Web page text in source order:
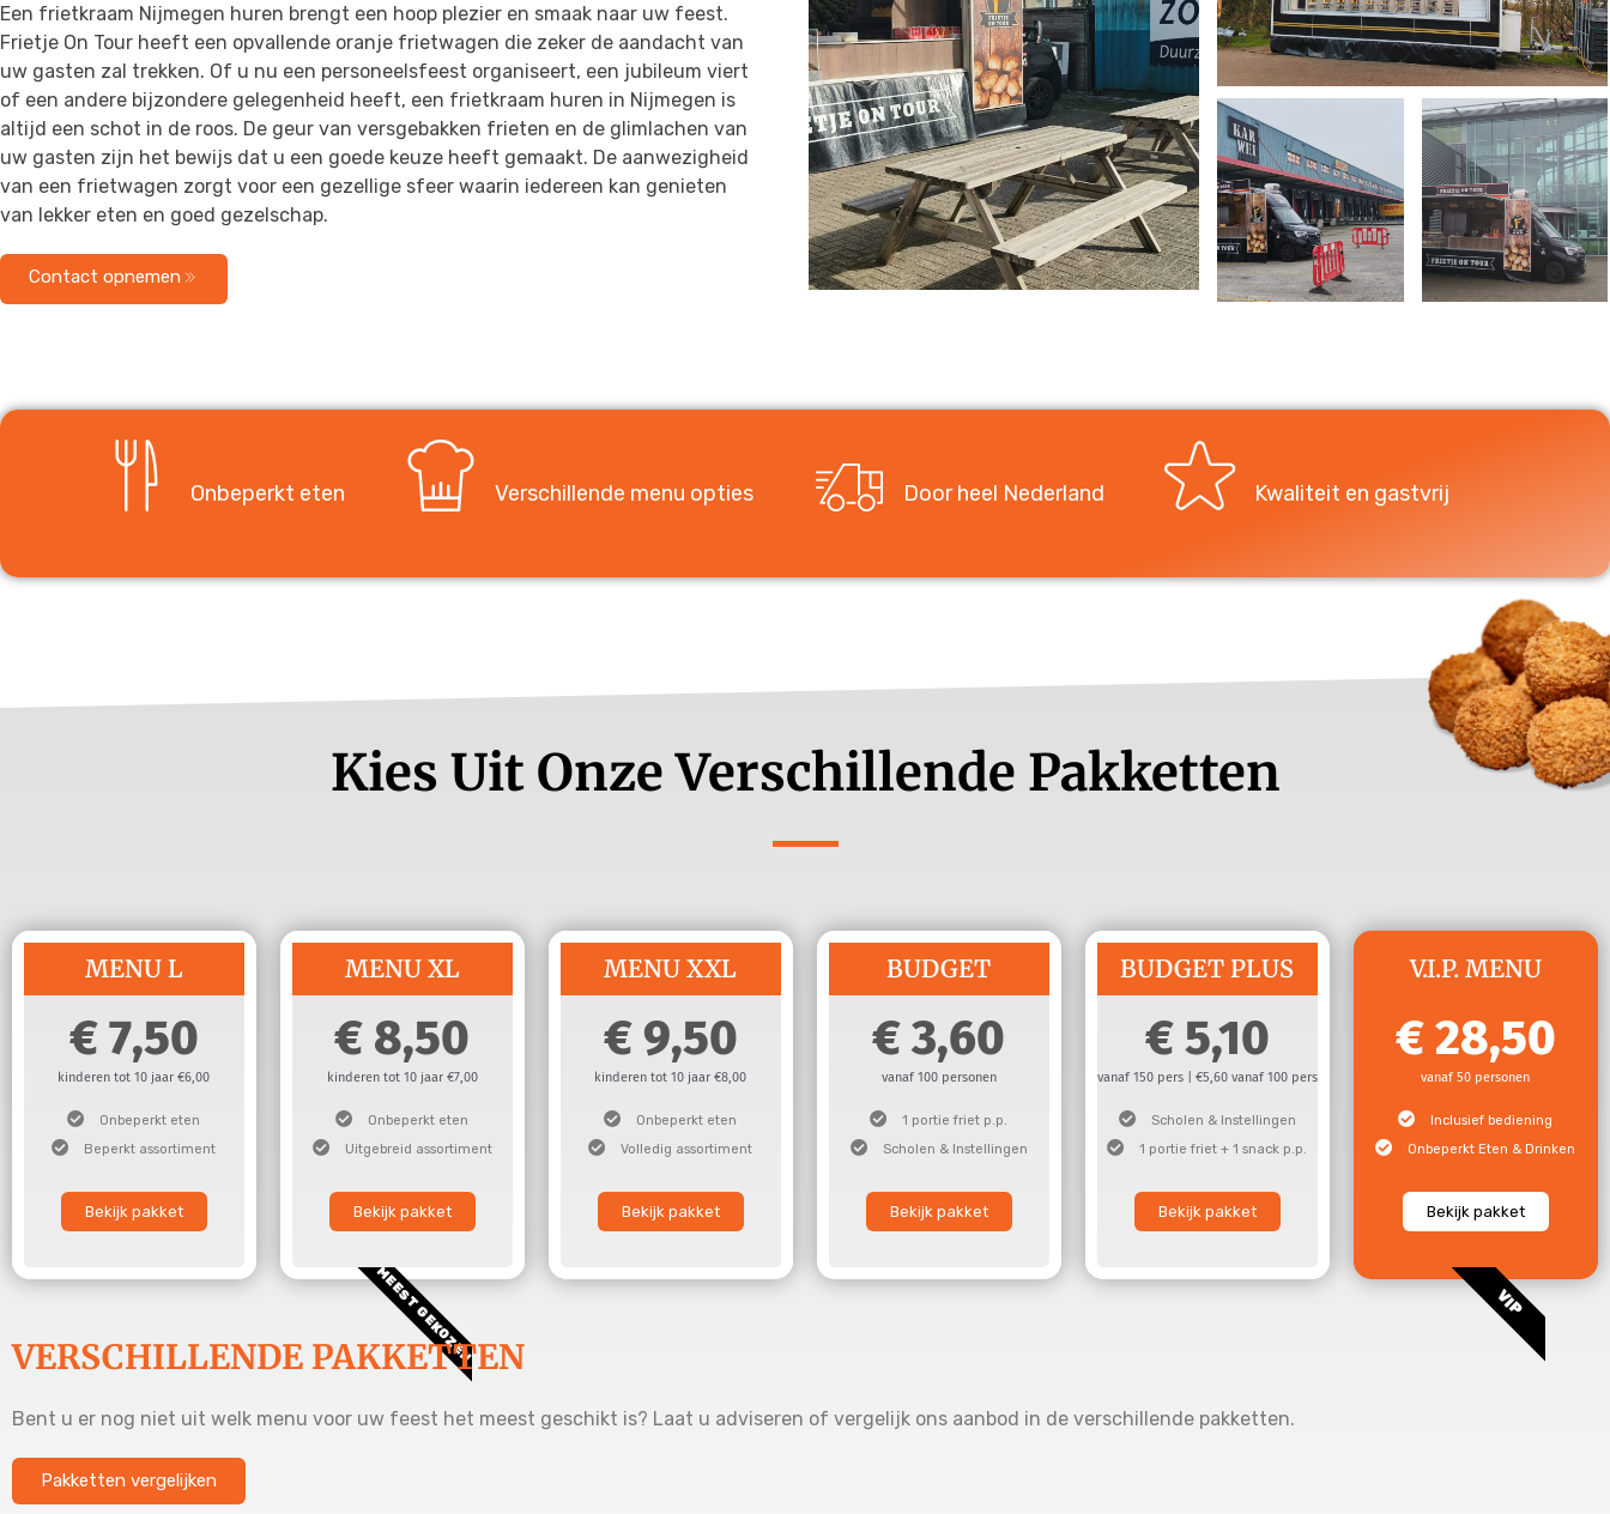
Een frietkraam Nijmegen huren brengt een hoop plezier en smaak naar uw feest.
Frietje On Tour heeft een opvallende oranje frietwagen die zeker de aandacht van
uw gasten zal trekken. Of u nu een personeelsfeest organiseert, een jubileum viert
of een andere bijzondere gelegenheid heeft, een frietkraam huren in Nijmegen is
altijd een schot in de roos. De geur van versgebakken frieten en de glimlachen van
uw gasten zijn het bewijs dat u een goede keuze heeft gemaakt. De aanwezigheid
van een frietwagen zorgt voor een gezellige sfeer waarin iedereen kan genieten
van lekker eten en goed gezelschap.
Contact opnemen
Onbeperkt eten Verschillende menu opties Door heel Nederland Kwaliteit en gastvrij
Kies Uit Onze Verschillende Pakketten
MENU L
7,50
kinderen tot 10 jaar €6,00
Onbeperkt eten
Beperkt assortiment
Bekijk pakket
MENU XL
8,50
kinderen tot 10 jaar €7,00
Onbeperkt eten
Uitgebreid assortiment
Bekijk pakket
MEEST GEKOZEN
MENU XXL
9,50
kinderen tot 10 jaar €8,00
Onbeperkt eten
Volledig assortiment
Bekijk pakket
BUDGET
3,60
vanaf 100 personen
1 portie friet p.p.
Scholen & Instellingen
Bekijk pakket
BUDGET PLUS
5,10
vanaf 150 pers | €5,60 vanaf 100 pers
Scholen & Instellingen
1 portie friet + 1 snack p.p.
Bekijk pakket
V.I.P. MENU
28,50
vanaf 50 personen
Inclusief bediening
Onbeperkt Eten & Drinken
Bekijk pakket
VIP
VERSCHILLENDE PAKKETTEN
Bent u er nog niet uit welk menu voor uw feest het meest geschikt is? Laat u adviseren of vergelijk ons aanbod in de verschillende pakketten.
Pakketten vergelijken